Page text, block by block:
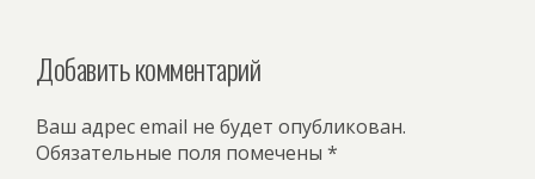
Добавить комментарий
Ваш адрес email не будет опубликован.
Обязательные поля помечены *